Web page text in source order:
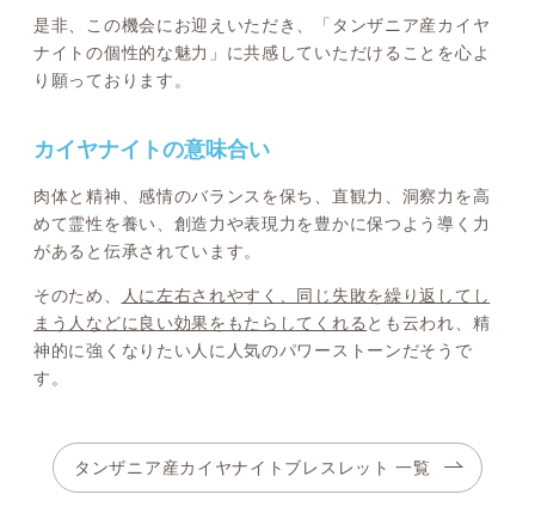
是非、この機会にお迎えいただき、「タンザニア産カイヤ
ナイトの個性的な魅力」に共感していただけることを心よ
り願っております。
カイヤナイトの意味合い
肉体と精神、感情のバランスを保ち、直観力、洞察力を高
めて霊性を養い、創造力や表現力を豊かに保つよう導く力
があると伝承されています。
そのため、
人に左右されやすく、同じ失敗を繰り返してし
まう人などに良い効果をもたらしてくれる とも云われ、精
神的に強くなりたい人に人気のパワーストーンだそうで
す。
タンザニア産カイヤナイトブレスレット 一覧